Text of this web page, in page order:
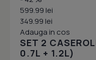
599.99 lei
349.99 lei
Adauga in cos
SET 2
0.7L + 1.2L)